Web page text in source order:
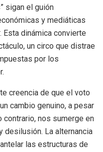
sigan el guión
y mediáticas
dinámica convierte
un circo que distrae
por los
creencia de que el voto
cambio genuino, a pesar
contrario, nos sumerge en
desilusión. La alternancia
las estructuras de